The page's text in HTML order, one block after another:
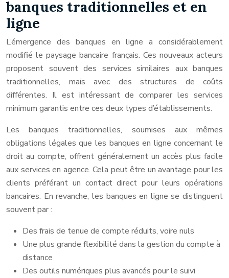
banques traditionnelles et en
ligne
L’émergence des banques en ligne a considérablement
modifié le paysage bancaire français. Ces nouveaux acteurs
proposent souvent des services similaires aux banques
traditionnelles, mais avec des structures de coûts
différentes. Il est intéressant de comparer les services
minimum garantis entre ces deux types d’établissements.
Les banques traditionnelles, soumises aux mêmes
obligations légales que les banques en ligne concernant le
droit au compte, offrent généralement un accès plus facile
aux services en agence. Cela peut être un avantage pour les
clients préférant un contact direct pour leurs opérations
bancaires. En revanche, les banques en ligne se distinguent
souvent par :
Des frais de tenue de compte réduits, voire nuls
Une plus grande flexibilité dans la gestion du compte à
distance
Des outils numériques plus avancés pour le suivi